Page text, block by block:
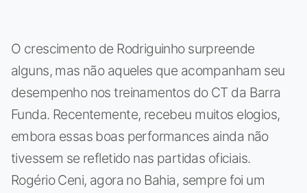
O crescimento de Rodriguinho surpreende
alguns, mas não aqueles que acompanham seu
desempenho nos treinamentos do CT da Barra
Funda. Recentemente, recebeu muitos elogios,
embora essas boas performances ainda não
tivessem se refletido nas partidas oficiais.
Rogério Ceni, agora no Bahia, sempre foi um